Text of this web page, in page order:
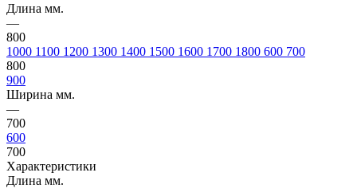
Длина мм.
—
800
1000 1100 1200 1300 1400 1500 1600 1700 1800 600 700
800
900
Ширина мм.
—
700
600
700
Характеристики
Длина мм.